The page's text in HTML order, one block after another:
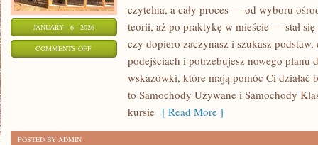
JANUARY - 6 - 2026
COMMENTS OFFON
SAMOCHODY
PRZYSZŁOŚCI
czytelna, a cały proces — od wyboru
teorii, aż po praktykę w mieście — stał
czy dopiero zaczynasz i szukasz
podejściach i potrzebujesz nowego planu
wskazówki, które mają pomóc Ci działać
to Samochody Używane i Samochody
kursie [ Read More ]
POSTED BY ADMIN